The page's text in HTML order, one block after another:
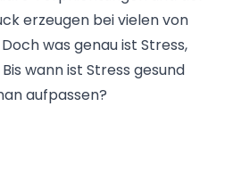
erzeugen bei vielen von
was genau ist Stress,
wann ist Stress gesund
aufpassen?